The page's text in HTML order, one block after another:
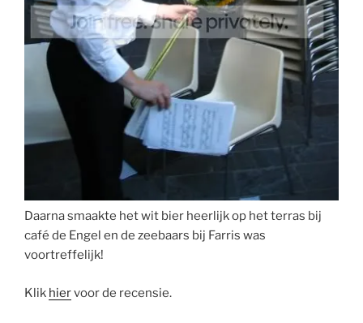
Daarna smaakte het wit bier heerlijk op het terras bij
café de Engel en de zeebaars bij Farris was
voortreffelijk!
Klik hiervoor de recensie.